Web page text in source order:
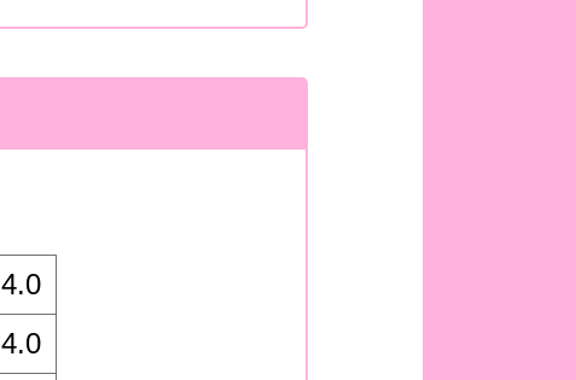
4.0
4.0